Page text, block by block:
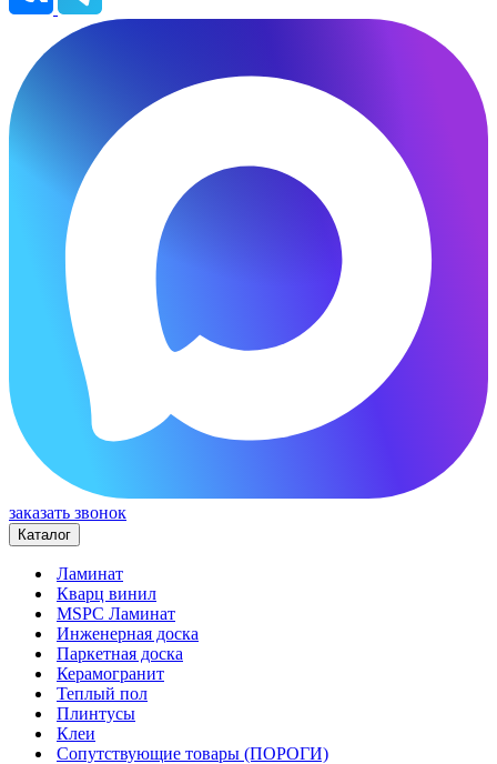
заказать звонок
Каталог
Ламинат
Кварц винил
MSPC Ламинат
Инженерная доска
Паркетная доска
Керамогранит
Теплый пол
Плинтусы
Клеи
Сопутствующие товары (ПОРОГИ)